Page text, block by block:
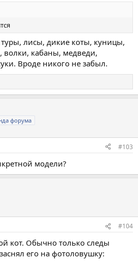
лисы, дикие коты, куницы,
кабаны, медведи,
Вроде никого не забыл.
форума
#103
модели?
#104
кот. Обычно только следы
его на фотоловушку: